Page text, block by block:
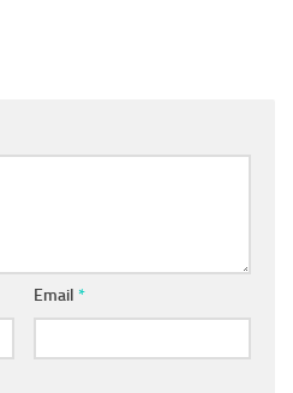
Email *